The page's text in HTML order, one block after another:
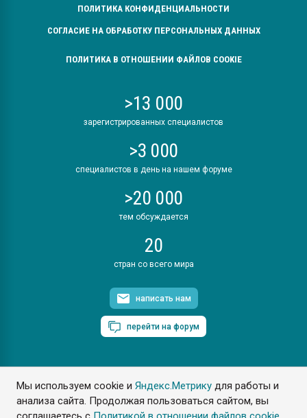
Мы используем cookie иЯндекс.Метрику для работы и
анализа сайта. Продолжая пользоваться сайтом, вы
ПОЛИТИКА КОНФИДЕНЦИАЛЬНОСТИ
СОГЛАСИЕ НА ОБРАБОТКУ ПЕРСОНАЛЬНЫХ ДАННЫХ
ПОЛИТИКА В ОТНОШЕНИИ ФАЙЛОВ COOKIE
>13 000
зарегистрированных специалистов
>3 000
специалистов в день на нашем форуме
>20 000
тем обсуждается
20
стран со всего мира
написать нам
перейти на форум
ПластЭксперт © 2006. Все права защищены
Разрешается копирование материалов сайта с обязательной
ссылкой на www.e-plastic.ru